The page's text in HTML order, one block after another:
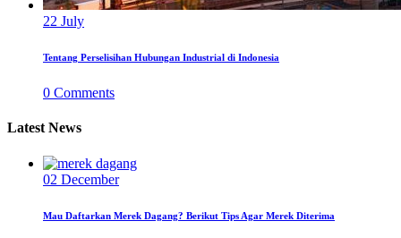
22 July
Tentang Perselisihan Hubungan Industrial di Indonesia
0 Comments
Latest News
02 December
Mau Daftarkan Merek Dagang? Berikut Tips Agar Merek Diterima